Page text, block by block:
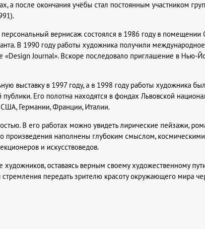
а после окончания учёбы стал постоянным участником
вернисаж состоялся в 1986 году в помещении
В 1990 году работы художника получили
Journal». Вскоре последовало приглашение в Нью-
выставку в 1997 году, а в 1998 году работы художника
Его полотна находятся в фондах Львовской
Германии, Франции, Италии.
В его работах можно увидеть лирические пейзажи,
произведения наполнены глубоким смыслом,
и искусствоведов.
оставаясь верным своему художественному
передать зрителю красоту окружающего мира